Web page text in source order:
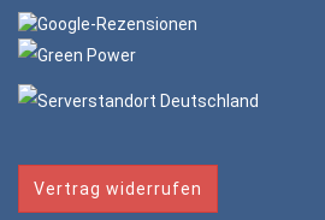
Vertrag widerrufen